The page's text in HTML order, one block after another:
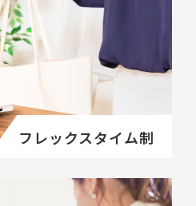
フレックスタイム制